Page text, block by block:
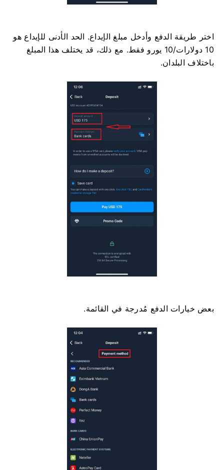
اختر طريقة الدفع وأدخل مبلغ الإيداع. الحد الأدنى للإيداع هو
10 دولارات/10 يورو فقط. مع ذلك، قد يختلف هذا المبلغ
باختلاف البلدان.
​​بعض خيارات الدفع مُدرجة في القائمة.